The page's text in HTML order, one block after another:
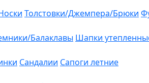
Толстовки/Джемпера/Брюки
Балаклавы Шапки
Сандалии Сапоги летние